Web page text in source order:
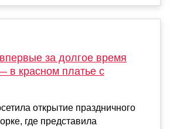
за долгое время
в красном платье с
открытие праздничного
где представила